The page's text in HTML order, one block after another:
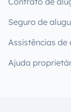
Seguro de
Assistências de
Ajuda